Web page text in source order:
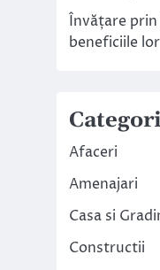
Învățare prin
beneficiile lor
Afaceri
Amenajari
Casa si
Constructii